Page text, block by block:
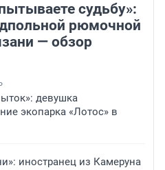
судьбу»:
рюмочной
— обзор
девушка
экопарка «Лотос» в
иностранец из Камеруна